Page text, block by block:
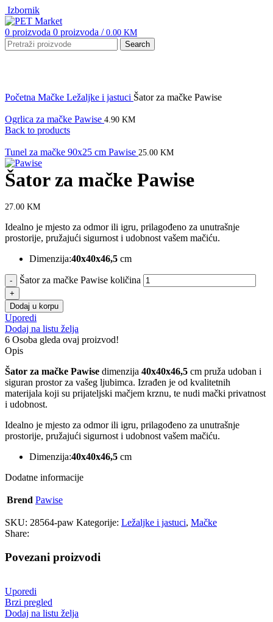
Izbornik
0 proizvoda 0 proizvoda / 0.00 KM
Search
Početna Mačke Ležaljke i jastuci Šator za mačke Pawise
Ogrlica za mačke Pawise 4.90 KM
Back to products
Tunel za mačke 90x25 cm Pawise 25.00 KM
Šator za mačke Pawise
27.00 KM
Idealno je mjesto za odmor ili igru, prilagođeno za unutrašnje
prostorije, pružajući sigurnost i udobnost vašem mačiću.
Dimenzija:40x40x46,5 cm
Šator za mačke Pawise količina
Dodaj u korpu
Uporedi
Dodaj na listu želja
6 Osoba gleda ovaj proizvod!
Opis
Šator za mačke Pawise dimenzija 40x40x46,5 cm pruža udoban i
siguran prostor za vašeg ljubimca. Izrađen je od kvalitetnih
materijala koji su prijateljski mačjem krznu, te nudi mački privatnost
i udobnost.
Idealno je mjesto za odmor ili igru, prilagođeno za unutrašnje
prostorije, pružajući sigurnost i udobnost vašem mačiću.
Dimenzija:40x40x46,5 cm
Dodatne informacije
Brend Pawise
SKU: 28564-paw Kategorije: Ležaljke i jastuci, Mačke
Share:
Povezani proizvodi
Uporedi
Brzi pregled
Dodaj na listu želja